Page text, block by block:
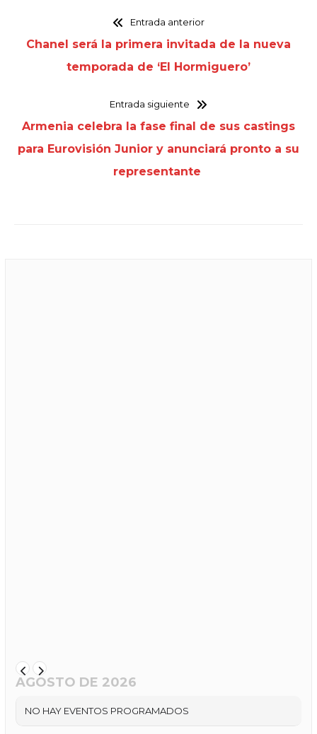
Entrada anterior
Chanel será la primera invitada de la nueva
temporada de ‘El Hormiguero’
Entrada siguiente
Armenia celebra la fase final de sus castings
para Eurovisión Junior y anunciará pronto a su
representante
AGOSTO DE 2026
NO HAY EVENTOS PROGRAMADOS